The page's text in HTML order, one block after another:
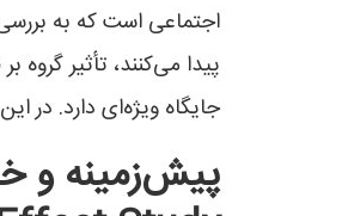
پیدا می‌کنند، تأثیر
جایگاه ویژه‌ای دارد. در